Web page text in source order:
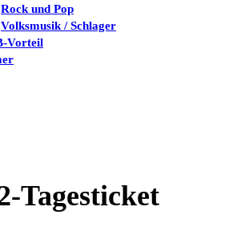
Rock und Pop
Volksmusik / Schlager
Vorteil
Tagesticket